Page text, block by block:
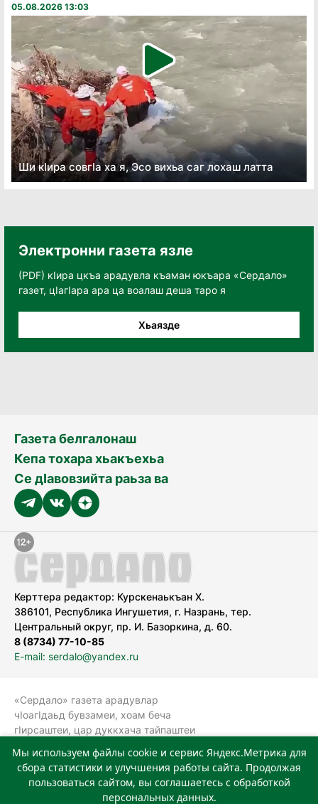
05.08.2026 13:03
Ши кӏира совгӏа ха я, Эсо вихьа саг лохаш латта
Электронни газета язле
(PDF) кӀира цкъа арадувла къаман юкъара «Сердало»
газет, цӀагӀара ара ца воалаш деша таро я
Хьаязде
Газета белгалонаш
Кепа тохара хьакъехьа
Се дӀавовзийта раьза ва
Керттера редактор: Курскенаькъан Х.
386101, Республика Ингушетия, г. Назрань, тер.
Центральный округ, пр. И. Базоркина, д. 60.
8 (8734) 77-10-85
E-mail: serdalo@yandex.ru
«Сердало» газета арадувлар
чIоагIдаьд бувзамеи, хоам беча
гIирсаштеи, цар дуккхача тайпаштеи
болхлоша (Роскомнадзор).
Реестровая запись СМИ: ЭЛ № ФС 77-
78323 от 15.05.2020 г. Учредитель:
Мы используем файлы cookie и сервис Яндекс.Метрика для
сбора статистики и улучшения работы сайта. Продолжая
пользоваться сайтом, вы соглашаетесь с обработкой
персональных данных.